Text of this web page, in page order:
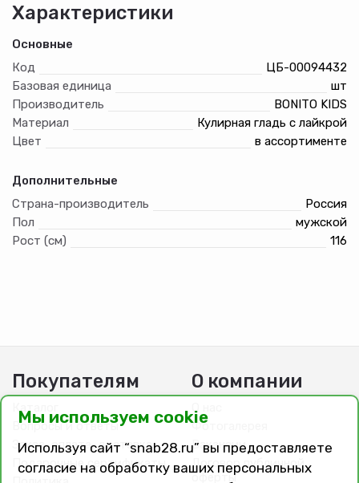
Характеристики
Основные
Код
ЦБ-00094432
Базовая единица
шт
Производитель
BONITO KIDS
Материал
Кулирная гладь с лайкрой
Цвет
в ассортименте
Дополнительные
Страна-производитель
Россия
Пол
мужской
Рост (см)
116
Покупателям
Каталог
Вопросы и ответы
Заказ, оплата, доставка
Подарочные сертификаты
О компании
О нас
Фотогалерея
Вакансии
Договор публичной
оферты
Мы используем cookie
Используя сайт “snab28.ru” вы предоставляете
согласие на обработку ваших персональных